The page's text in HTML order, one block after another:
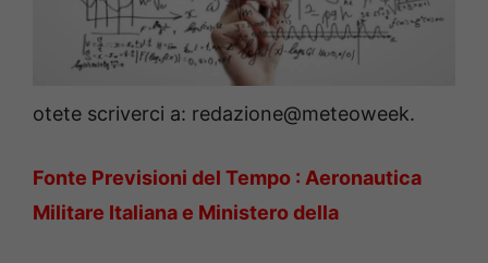
otete scriverci a: redazione@meteoweek.
Fonte Previsioni del Tempo : Aeronautica
Militare Italiana e Ministero della